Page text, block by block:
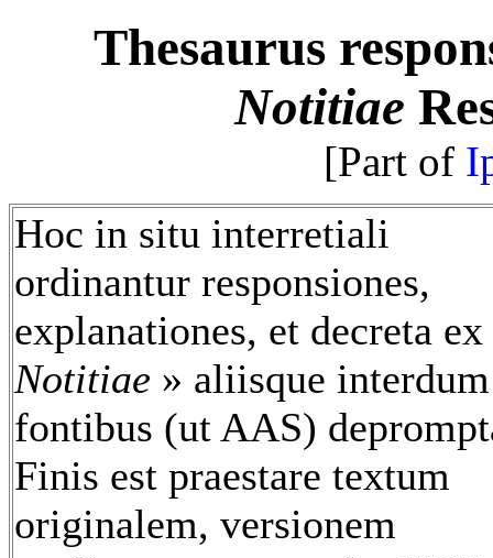
Thesaurus
Notitiae
[Part of
Hoc in situ interretiali
ordinantur responsiones,
explanationes, et decreta ex
Notitiae » aliisque interdum
fontibus (ut AAS)
Finis est praestare textum
originalem, versionem